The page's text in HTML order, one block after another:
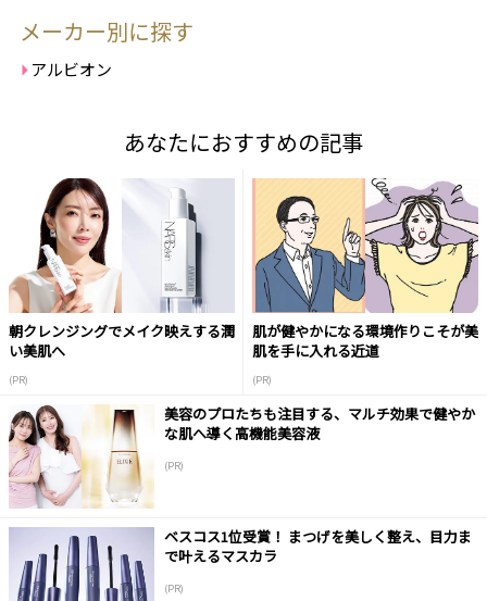
メーカー別に探す
アルビオン
あなたにおすすめの記事
朝クレンジングでメイク映えする潤
い美肌へ
(PR)
肌が健やかになる環境作りこそが美
肌を手に入れる近道
(PR)
美容のプロたちも注目する、マルチ効果で健やか
な肌へ導く高機能美容液
(PR)
ベスコス1位受賞！ まつげを美しく整え、目力ま
で叶えるマスカラ
(PR)